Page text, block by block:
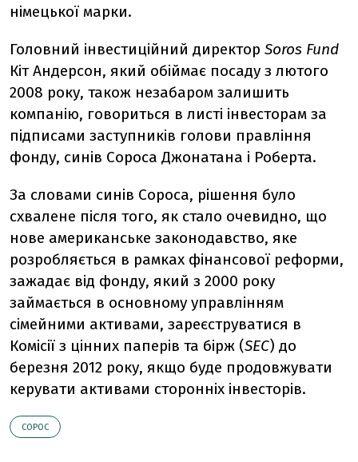
німецької марки.
Головний інвестиційний директор Soros Fund
Кіт Андерсон, який обіймає посаду з лютого
2008 року, також незабаром залишить
компанію, говориться в листі інвесторам за
підписами заступників голови правління
фонду, синів Сороса Джонатана і Роберта.
За словами синів Сороса, рішення було
схвалене після того, як стало очевидно, що
нове американське законодавство, яке
розробляється в рамках фінансової реформи,
зажадає від фонду, який з 2000 року
займається в основному управлінням
сімейними активами, зареєструватися в
Комісії з цінних паперів та бірж (SEC) до
березня 2012 року, якщо буде продовжувати
керувати активами сторонніх інвесторів.
СОРОС